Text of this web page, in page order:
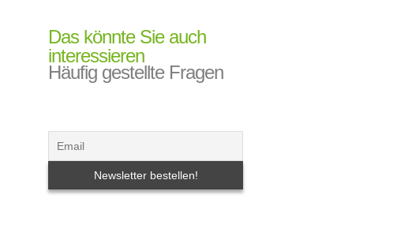
Das könnte Sie auch
interessieren
Häufig gestellte Fragen